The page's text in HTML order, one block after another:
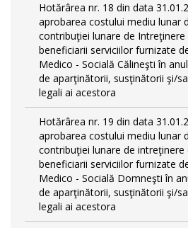
Hotărârea nr. 18 din data
aprobarea costului mediu lunar
contribuţiei lunare de
beneficiarii serviciilor furnizate
Medico - Socială Călineşti în
de aparţinătorii, susţinătorii şi/
legali ai acestora
Hotărârea nr. 19 din data
aprobarea costului mediu lunar
contribuţiei lunare de
beneficiarii serviciilor furnizate
Medico - Socială Domneşti în
de aparţinătorii, susţinătorii şi/
legali ai acestora